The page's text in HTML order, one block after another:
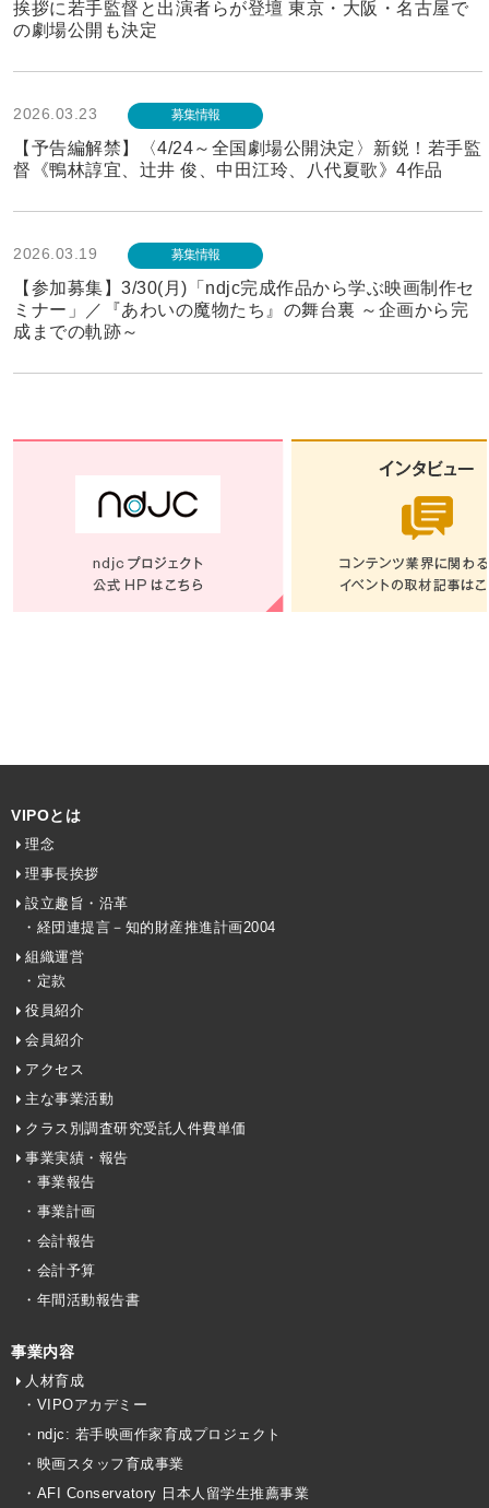
挨拶に若手監督と出演者らが登壇 東京・大阪・名古屋で
の劇場公開も決定
2026.03.23 募集情報
【予告編解禁】〈4/24～全国劇場公開決定〉新鋭！若手監
督《鴨林諄宜、辻井 俊、中田江玲、八代夏歌》4作品
2026.03.19 募集情報
【参加募集】3/30(月)「ndjc完成作品から学ぶ映画制作セ
ミナー」／『あわいの魔物たち』の舞台裏 ～企画から完
成までの軌跡～
VIPOとは
理念
理事長挨拶
設立趣旨・沿革
・経団連提言－知的財産推進計画2004
組織運営
・定款
役員紹介
会員紹介
アクセス
主な事業活動
クラス別調査研究受託人件費単価
事業実績・報告
・事業報告
・事業計画
・会計報告
・会計予算
・年間活動報告書
事業内容
人材育成
・VIPOアカデミー
・ndjc: 若手映画作家育成プロジェクト
・映画スタッフ育成事業
・AFI Conservatory 日本人留学生推薦事業